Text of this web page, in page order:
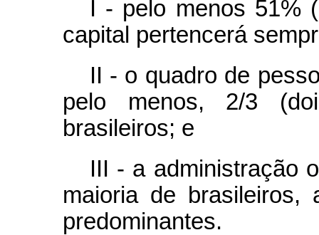
I - pelo menos 51%
capital pertencerá
II - o quadro de
pelo menos, 2/3
brasileiros; e
III - a administração
maioria de brasileiros,
predominantes.